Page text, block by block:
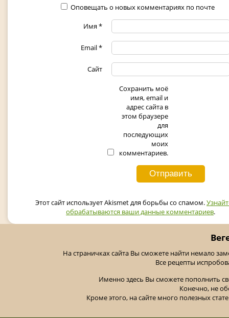
Оповещать о новых комментариях по почте
Имя*
Email*
Сайт
Сохранить моё
имя, email и
адрес сайта в
этом браузере
для
последующих
моих
комментариев.
Этот сайт использует Akismet для борьбы со спамом.
обрабатываются ваши данные комментариев.
На страничках сайта Вы сможете найти немало
Все рецепты
Именно здесь Вы сможете пополнить
Конечно, не
Кроме этого, на сайте много полезных